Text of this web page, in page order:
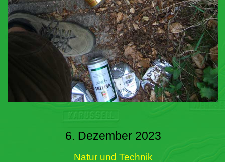
6. Dezember 2023
Natur und Technik